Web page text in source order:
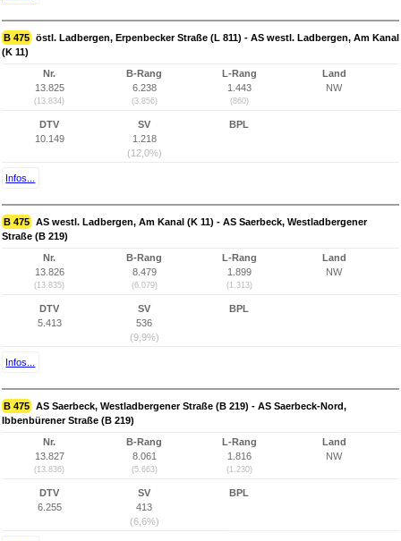
B 475 östl. Ladbergen, Erpenbecker Straße (L 811) - AS westl. Ladbergen, Am Kanal
(K 11)
Nr.
13.825
(13.834)
B-Rang
6.238
(3.856)
L-Rang
1.443
(860)
Land
NW
DTV
10.149
SV
1.218
(12,0%)
BPL
Infos...
B 475 AS westl. Ladbergen, Am Kanal (K 11) - AS Saerbeck, Westladbergener
Straße (B 219)
Nr.
13.826
(13.835)
B-Rang
8.479
(6.079)
L-Rang
1.899
(1.313)
Land
NW
DTV
5.413
SV
536
(9,9%)
BPL
Infos...
B 475 AS Saerbeck, Westladbergener Straße (B 219) - AS Saerbeck-Nord,
Ibbenbürener Straße (B 219)
Nr.
13.827
(13.836)
B-Rang
8.061
(5.663)
L-Rang
1.816
(1.230)
Land
NW
DTV
6.255
SV
413
(6,6%)
BPL